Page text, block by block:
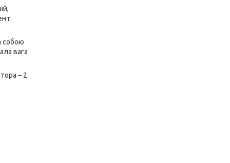
собою
вага
– 2